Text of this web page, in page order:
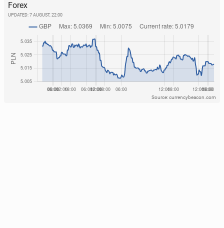
Forex
UPDATED: 7 AUGUST, 22:00
Source: currencybeacon.com